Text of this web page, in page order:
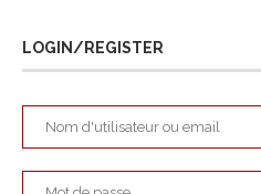
LOGIN/REGISTER